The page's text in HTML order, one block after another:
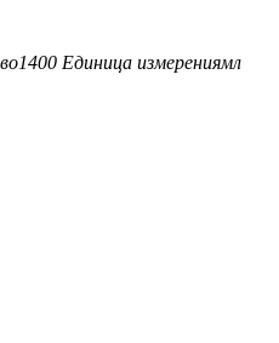
1400 Единица измерениямл